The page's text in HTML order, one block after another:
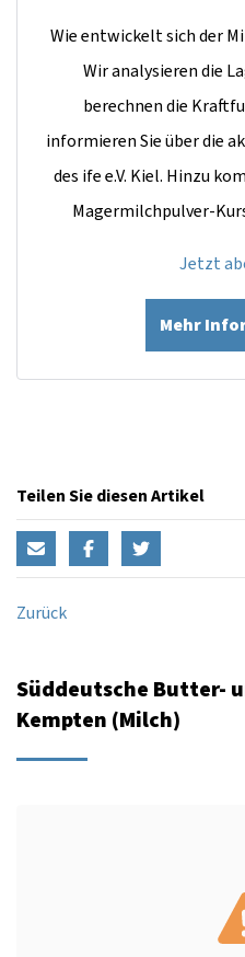
Wie entwickelt sich der
Wir analysieren die
berechnen die
informieren Sie über die
des ife e.V. Kiel. Hinzu
Magermilchpulver-
Jetzt
Mehr
Teilen Sie diesen Artikel
Zurück
Süddeutsche Butter-
Kempten (Milch)